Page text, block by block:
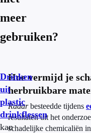
meer
gebruiken?
Drinken
uit
plastic
drinkflessen
kan
Hoe vermijd je
herbruikbare
Radarbesteedde tijdens
resultaten uit het
schadelijke chemicaliën